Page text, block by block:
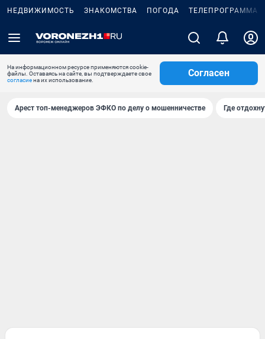
НЕДВИЖИМОСТЬ ЗНАКОМСТВА ПОГОДА ТЕЛЕПРОГРАММА
На информационном ресурсе применяются cookie-
файлы. Оставаясь на сайте, вы подтверждаете свое
согласиена их использование.
Согласен
Арест топ-менеджеров ЭФКО по делу о мошенничестве Где